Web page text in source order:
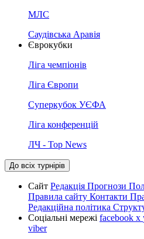
МЛС
Саудівська Аравія
Єврокубки
Ліга чемпіонів
Ліга Європи
Суперкубок УЄФА
Ліга конференцій
ЛЧ - Top News
До всіх турнірів
Сайт Редакція Прогнози
Правила сайту Контакти
Редакційна політика
Соціальні мережі facebook x
viber